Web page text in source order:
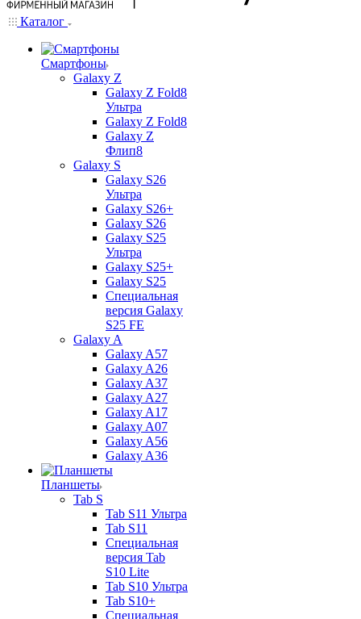
Каталог
Смартфоны
Galaxy Z
Galaxy Z Fold8
Ультра
Galaxy Z Fold8
Galaxy Z
Флип8
Galaxy S
Galaxy S26
Ультра
Galaxy S26+
Galaxy S26
Galaxy S25
Ультра
Galaxy S25+
Galaxy S25
Специальная
версия Galaxy
S25 FE
Galaxy A
Galaxy A57
Galaxy A26
Galaxy A37
Galaxy A27
Galaxy A17
Galaxy A07
Galaxy A56
Galaxy A36
Планшеты
Tab S
Tab S11 Ультра
Tab S11
Специальная
версия Tab
S10 Lite
Tab S10 Ультра
Tab S10+
Специальная